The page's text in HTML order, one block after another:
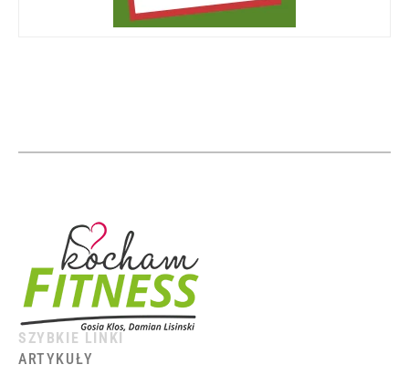
SZYBKIE LINKI
ARTYKUŁY